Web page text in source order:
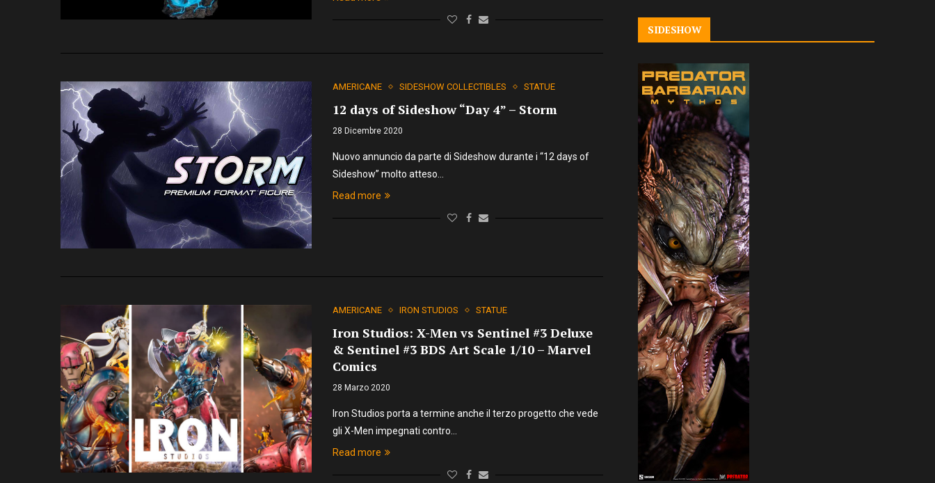
AMERICANE SIDESHOW COLLECTIBLES STATUE
12 days of Sideshow “Day 4” – Storm
28 Dicembre 2020
Nuovo annuncio da parte di Sideshow durante i “12 days of
Sideshow” molto atteso…
Read more
AMERICANE IRON STUDIOS STATUE
Iron Studios: X-Men vs Sentinel #3 Deluxe
& Sentinel #3 BDS Art Scale 1/10 – Marvel
Comics
28 Marzo 2020
Iron Studios porta a termine anche il terzo progetto che vede
gli X-Men impegnati contro…
Read more
SIDESHOW